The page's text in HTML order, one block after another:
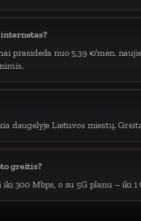
prasideda nuo 5,39 €/mėn.
daugelyje Lietuvos miestų.
greitis?
iki 300 Mbps, o su 5G planu – iki 1